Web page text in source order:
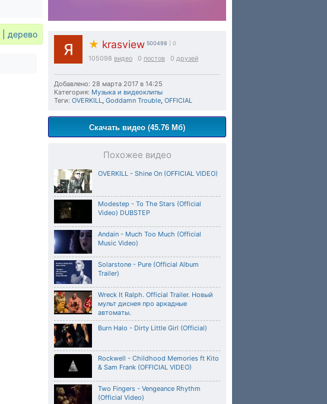
★ krasview 500498 | 0
105098 видео 0 постов 0 друзей
Добавлено: 28 марта 2017 в 14:25
Категория: Музыка и видеоклипы
Теги: OVERKILL, Goddamn Trouble, OFFICIAL
Скачать видео (45.76 Мб)
Похожее видео
OVERKILL - Shine On (OFFICIAL VIDEO)
Modestep - To The Stars (Official
Video) DUBSTEP
Andain - Much Too Much (Official
Music Video)
Solarstone - Pure (Official Album
Trailer)
Wreck It Ralph. Official Trailer. Новый
мульт диснея про аркадные
автоматы.
Burn Halo - Dirty Little Girl (Official)
Rockwell - Childhood Memories ft Kito
& Sam Frank (OFFICIAL VIDEO)
Two Fingers - Vengeance Rhythm
(Official Video)
дерево